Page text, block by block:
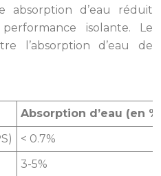
absorption d’eau réduit
isolante. Le
l’absorption d’eau de
Absorption d’eau (en
< 0.7%
3-5%